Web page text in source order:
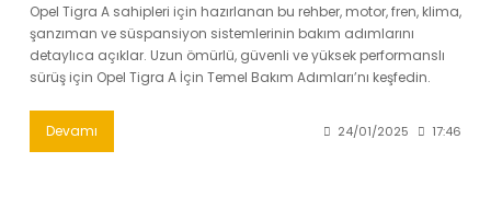
Opel Tigra A sahipleri için hazırlanan bu rehber, motor, fren, klima,
şanzıman ve süspansiyon sistemlerinin bakım adımlarını
detaylıca açıklar. Uzun ömürlü, güvenli ve yüksek performanslı
sürüş için Opel Tigra A İçin Temel Bakım Adımları’nı keşfedin.
Devamı 24/01/2025 17:46